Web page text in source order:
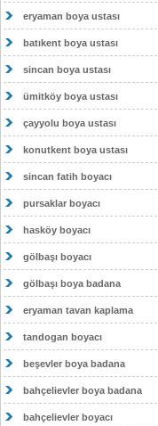
eryaman boya ustası
batıkent boya ustası
sincan boya ustası
ümitköy boya ustası
çayyolu boya ustası
konutkent boya ustası
sincan fatih boyacı
pursaklar boyacı
hasköy boyacı
gölbaşı boyacı
gölbaşı boya badana
eryaman tavan kaplama
tandogan boyacı
beşevler boya badana
bahçelievler boya badana
bahçelievler boyacı